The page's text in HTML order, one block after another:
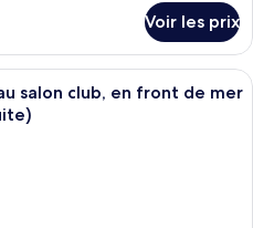
Voir les prix
Une chambre d’hôtel moderne
salon club, en front de mer